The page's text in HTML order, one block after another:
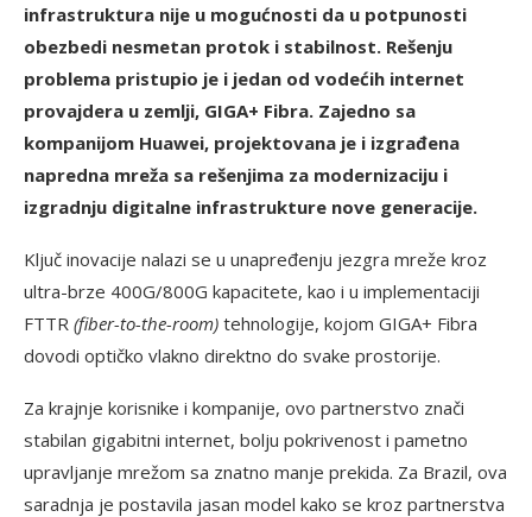
infrastruktura nije u mogućnosti da u potpunosti
obezbedi nesmetan protok i stabilnost. Rešenju
problema pristupio je i jedan od vodećih internet
provajdera u zemlji, GIGA+ Fibra. Zajedno sa
kompanijom Huawei, projektovana je i izgrađena
napredna mreža sa rešenjima za modernizaciju i
izgradnju digitalne infrastrukture nove generacije.
Ključ inovacije nalazi se u unapređenju jezgra mreže kroz
ultra-brze 400G/800G kapacitete, kao i u implementaciji
FTTR (fiber-to-the-room) tehnologije, kojom GIGA+ Fibra
dovodi optičko vlakno direktno do svake prostorije.
Za krajnje korisnike i kompanije, ovo partnerstvo znači
stabilan gigabitni internet, bolju pokrivenost i pametno
upravljanje mrežom sa znatno manje prekida. Za Brazil, ova
saradnja je postavila jasan model kako se kroz partnerstva